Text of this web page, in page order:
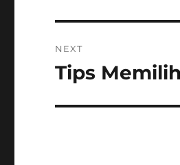
NEXT
Next
Tips